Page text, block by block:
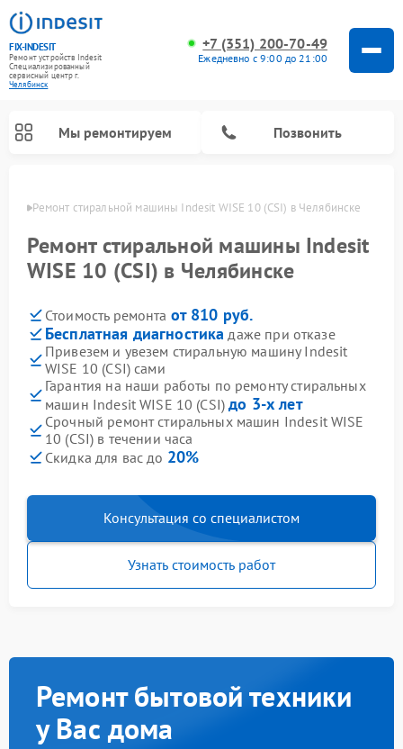
FIX-INDESIT
Ремонт устройств Indesit
Специализированный
cервисный центр г.
Челябинск
+7 (351) 200-70-49
Ежедневно с 9:00 до 21:00
Мы ремонтируем Позвонить
Ремонт стиральной машины Indesit WISE 10 (CSI) в Челябинске
Ремонт стиральной машины Indesit
WISE 10 (CSI) в Челябинске
Стоимость ремонта от 810 руб.
Бесплатная диагностика даже при отказе
Привезем и увезем стиральную машину Indesit
WISE 10 (CSI) сами
Гарантия на наши работы по ремонту стиральных
машин Indesit WISE 10 (CSI)до 3-х лет
Срочный ремонт стиральных машин Indesit WISE
10 (CSI) в течении часа
Скидка для вас до 20%
Консультация со специалистом
Узнать стоимость работ
Ремонт бытовой техники
у Вас дома